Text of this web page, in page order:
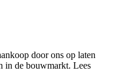
door ons op laten
in de bouwmarkt. Lees